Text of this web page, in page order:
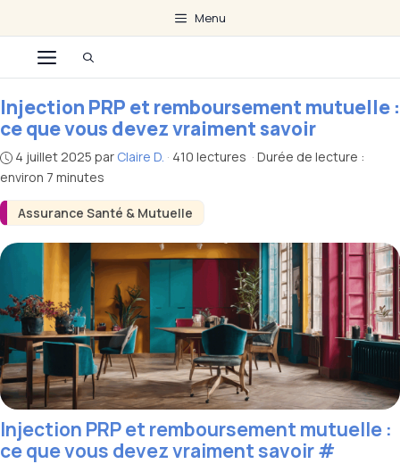
au
contenu
Menu
Menu
Assurance Santé & Mutuelle
Injection PRP et remboursement mutuelle :
ce que vous devez vraiment savoir
4 juillet 2025 par Claire D. · 410 lectures · Durée de lecture :
environ 7 minutes
Injection PRP et remboursement mutuelle :
ce que vous devez vraiment savoir#